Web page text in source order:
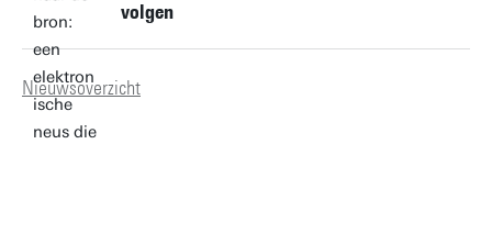
volgen
Nieuwsoverzicht